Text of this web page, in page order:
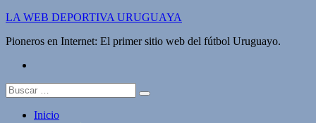
Saltar
contenido
LA WEB DEPORTIVA URUGUAYA
Pioneros en Internet: El primer sitio web del fútbol Uruguayo.
Buscar:
Inicio